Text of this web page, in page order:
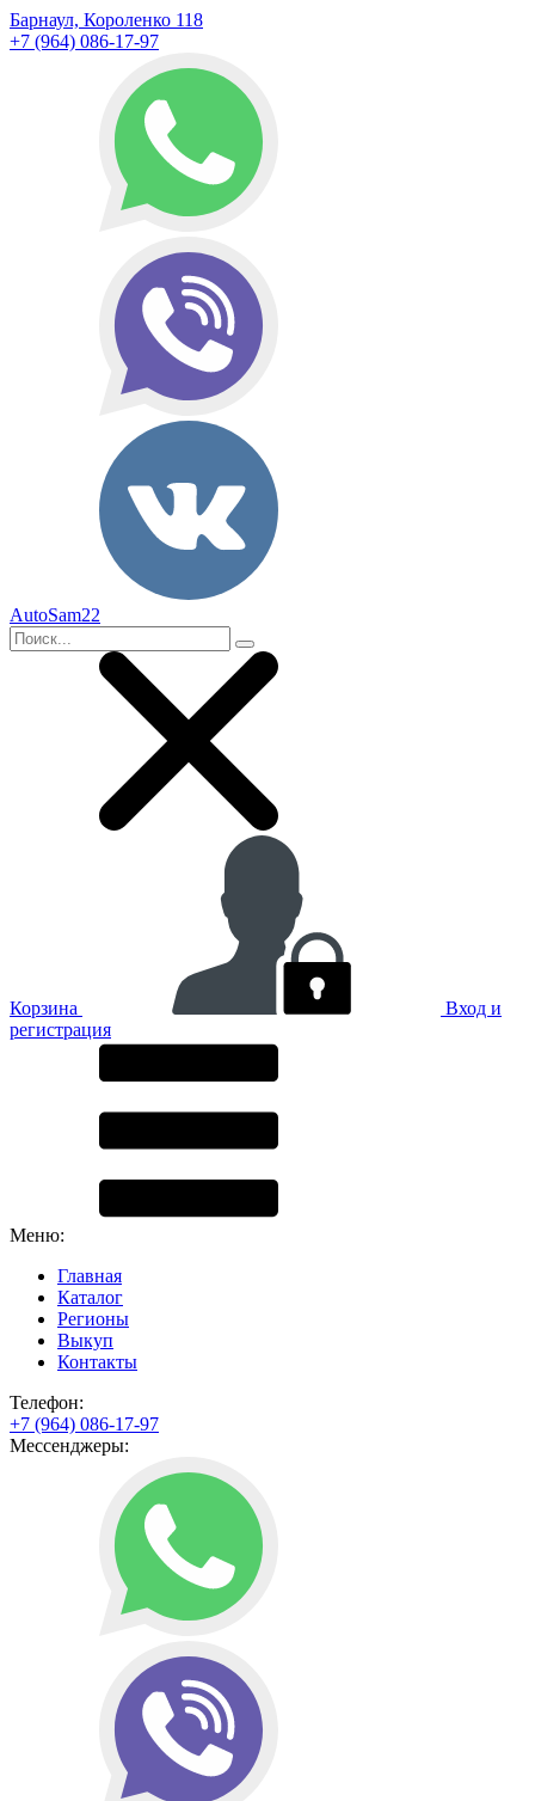
Барнаул, Короленко 118
+7 (964) 086-17-97
AutoSam22
Корзина
Вход и
регистрация
Меню:
Главная
Каталог
Регионы
Выкуп
Контакты
Телефон:
+7 (964) 086-17-97
Мессенджеры: